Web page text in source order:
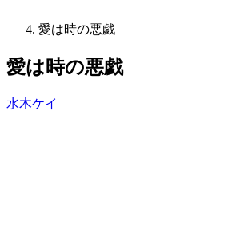
愛は時の悪戯
愛は時の悪戯
水木ケイ